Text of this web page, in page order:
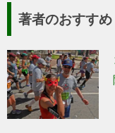
著者のおすすめ